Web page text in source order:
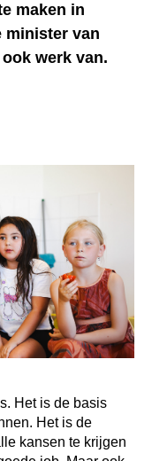
maken in
minister van
ook werk van.
Het is de basis
Het is de
kansen te krijgen